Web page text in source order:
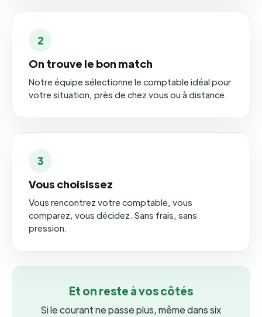
2
On trouve le bon match
Notre équipe sélectionne le comptable idéal pour
votre situation, près de chez vous ou à distance.
3
Vous choisissez
Vous rencontrez votre comptable, vous
comparez, vous décidez. Sans frais, sans
pression.
Et on reste à vos côtés
Si le courant ne passe plus, même dans six